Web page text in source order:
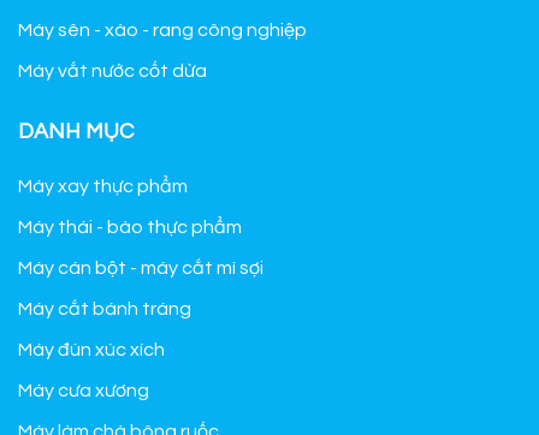
Máy sên - xào - rang công nghiệp
Máy vắt nước cốt dừa
DANH MỤC
Máy xay thực phẩm
Máy thái - bào thực phẩm
Máy cán bột - máy cắt mì sợi
Máy cắt bánh tráng
Máy đùn xúc xích
Máy cưa xương
Máy làm chà bông ruốc